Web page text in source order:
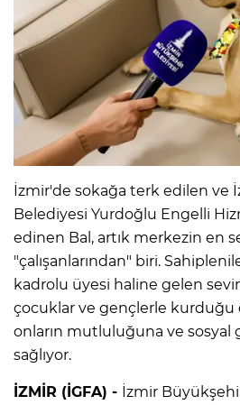
İzmir'de sokağa terk edilen ve
Belediyesi Yurdoğlu Engelli
edinen Bal, artık merkezin en
"çalışanlarından" biri.
kadrolu üyesi haline gelen
çocuklar ve gençlerle kurduğu
onların mutluluğuna ve sosyal
sağlıyor.
İZMİR (İGFA) - İzmir